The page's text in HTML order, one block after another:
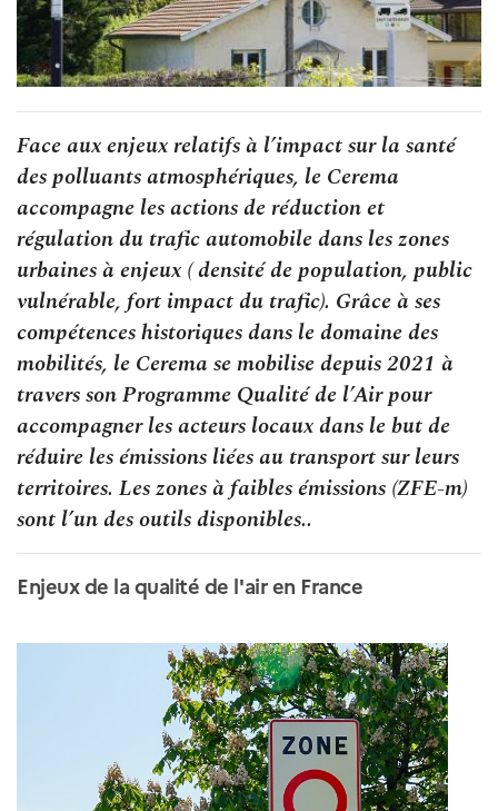
Face aux enjeux relatifs à l’impact sur la santé
des polluants atmosphériques, le Cerema
accompagne les actions de réduction et
régulation du trafic automobile dans les zones
urbaines à enjeux ( densité de population, public
vulnérable, fort impact du trafic). Grâce à ses
compétences historiques dans le domaine des
mobilités, le Cerema se mobilise depuis 2021 à
travers son Programme Qualité de l’Air pour
accompagner les acteurs locaux dans le but de
réduire les émissions liées au transport sur leurs
territoires. Les zones à faibles émissions (ZFE-m)
sont l’un des outils disponibles..
Enjeux de la qualité de l'air en France